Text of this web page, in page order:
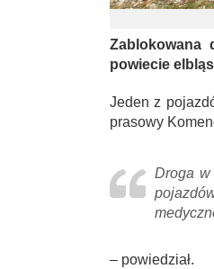
Zablokowana
powiecie
Jeden z
prasowy
Droga w
– powiedział.